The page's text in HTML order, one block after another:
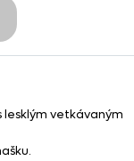
lesklým vetkávaným